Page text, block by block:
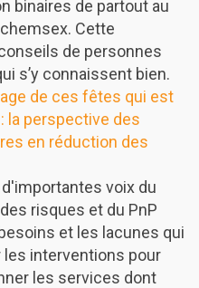
binaires de partout au
Cette
de personnes
s’y connaissent bien.
de ces fêtes qui est
la perspective des
en réduction des
voix du
risques et du PnP
et les lacunes qui
interventions pour
les services dont